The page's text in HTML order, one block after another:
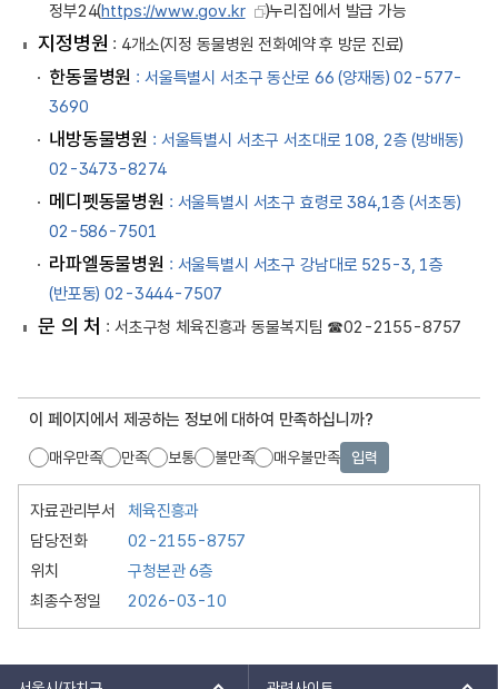
정부24(https://www.gov.kr )누리집에서 발급 가능
지정병원 : 4개소(지정 동물병원 전화예약 후 방문 진료)
한동물병원 : 서울특별시 서초구 동산로 66 (양재동) 02-577-
3690
내방동물병원 : 서울특별시 서초구 서초대로 108, 2층 (방배동)
02-3473-8274
메디펫동물병원 : 서울특별시 서초구 효령로 384,1층 (서초동)
02-586-7501
라파엘동물병원 : 서울특별시 서초구 강남대로 525-3, 1층
(반포동) 02-3444-7507
문 의 처 : 서초구청 체육진흥과 동물복지팀 ☎02-2155-8757
이 페이지에서 제공하는 정보에 대하여 만족하십니까?
매우만족 만족 보통 불만족 매우불만족 입력
자료관리부서
체육진흥과
담당전화
02-2155-8757
위치
구청본관 6층
최종수정일
2026-03-10